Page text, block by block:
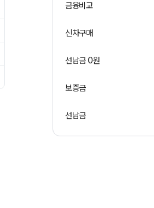
금융비교
신차구매
선납금 0원
보증금
선납금